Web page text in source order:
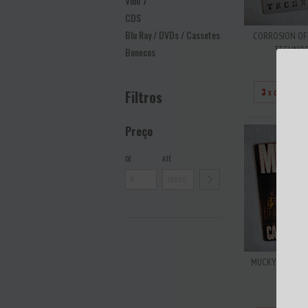
CDS
Blu Ray / DVDs / Cassetes
Bonecos
Filtros
Preço
DE ATÉ
CORROSION
3 x de
MUCKY PUP -